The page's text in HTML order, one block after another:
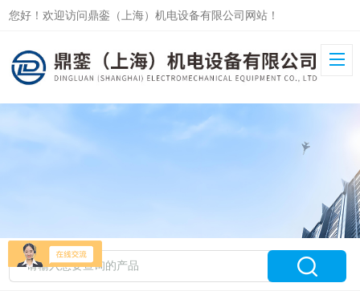
您好！欢迎访问鼎銮（上海）机电设备有限公司网站！